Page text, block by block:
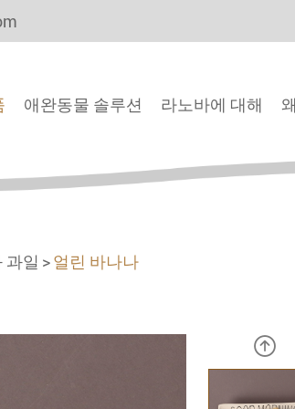
애완동물 솔루션 라노바에 대해
과일 얼린 바나나